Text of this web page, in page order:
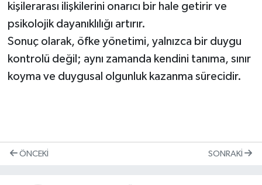
kişilerarası ilişkilerini onarıcı bir hale getirir ve
psikolojik dayanıklılığı artırır.
Sonuç olarak, öfke yönetimi, yalnızca bir duygu
kontrolü değil; aynı zamanda kendini tanıma, sınır
koyma ve duygusal olgunluk kazanma sürecidir.
ÖNCEKI SONRAKI